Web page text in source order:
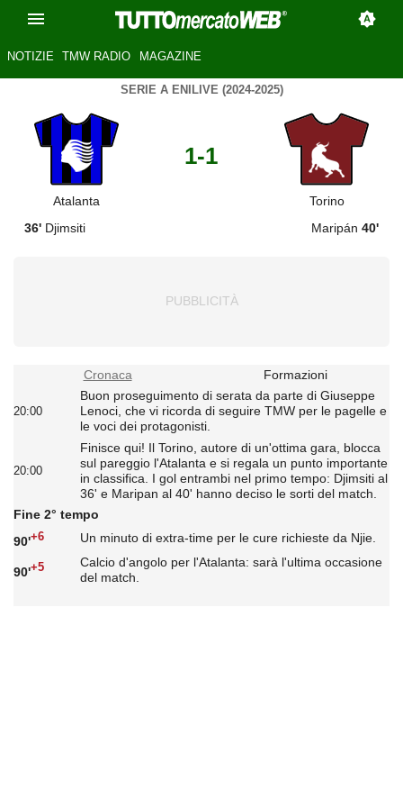
NOTIZIE TMW RADIO MAGAZINE
SERIE A ENILIVE (2024-2025)
Atalanta
1-1
Torino
36' Djimsiti Maripán 40'
Cronaca Formazioni
20:00
Buon proseguimento di serata da parte di Giuseppe
Lenoci, che vi ricorda di seguire TMW per le pagelle e
le voci dei protagonisti.
20:00
Finisce qui! Il Torino, autore di un'ottima gara, blocca
sul pareggio l'Atalanta e si regala un punto importante
in classifica. I gol entrambi nel primo tempo: Djimsiti al
36' e Maripan al 40' hanno deciso le sorti del match.
Fine 2° tempo
90'+6 Un minuto di extra-time per le cure richieste da Njie.
90'+5
Calcio d'angolo per l'Atalanta: sarà l'ultima occasione
del match.